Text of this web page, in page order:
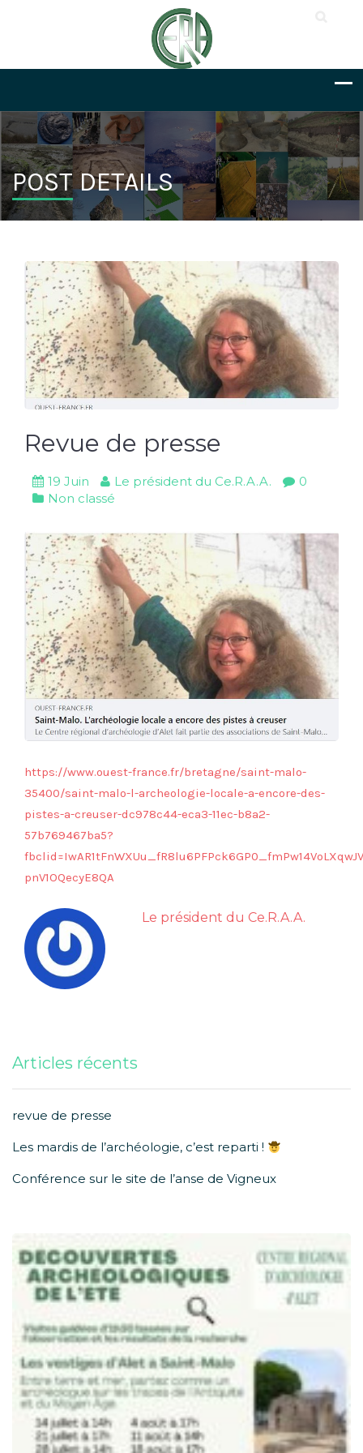
POST DETAILS
Revue de presse
19 Juin Le président du Ce.R.A.A.
0
Non classé
https://www.ouest-france.fr/bretagne/saint-malo-
35400/saint-malo-l-archeologie-locale-a-encore-des-
pistes-a-creuser-dc978c44-eca3-11ec-b8a2-
57b769467ba5?
pnV1OQecyE8QA
Le président du Ce.R.A.A.
Articles récents
revue de presse
Les mardis de l’archéologie, c’est reparti !
Conférence sur le site de l’anse de Vigneux